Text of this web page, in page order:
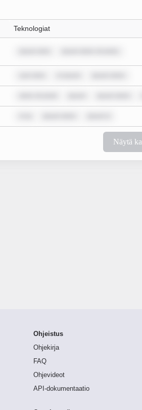
Teknologiat
Näytä
Ohjeistus
Ohjekirja
FAQ
Ohjevideot
API-dokumentaatio